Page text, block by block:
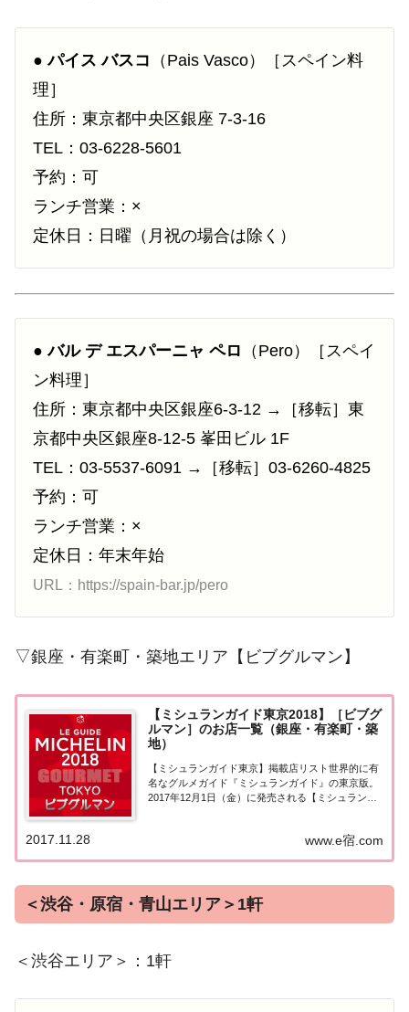
●パイス バスコ （Pais Vasco）［スペイン料
理］
住所：東京都中央区銀座 7-3-16
TEL：03-6228-5601
予約：可
ランチ営業：×
定休日：日曜（月祝の場合は除く）
●バル デ エスパーニャ ペロ （Pero）［スペイ
ン料理］
住所：東京都中央区銀座6-3-12 →［移転］東
京都中央区銀座8-12-5 峯田ビル 1F
TEL：03-5537-6091 →［移転］03-6260-4825
予約：可
ランチ営業：×
定休日：年末年始
URL：https://spain-bar.jp/pero
▽銀座・有楽町・築地エリア【ビブグルマン】
【ミシュランガイド東京2018】［ビブグ
ルマン］のお店一覧（銀座・有楽町・築
地）
【ミシュランガイド東京】掲載店リスト世界的に有
名なグルメガイド『ミシュランガイド』の東京版。
2017年12月1日（金）に発売される【ミシュランガ
エリア（銀座・有楽町・築地）の『ビブ...www.e宿.com
2017.11.28
＜渋谷・原宿・青山エリア＞1軒
＜渋谷エリア＞：1軒